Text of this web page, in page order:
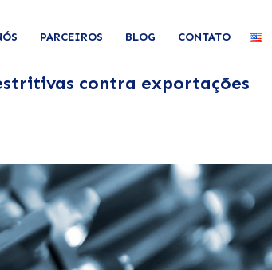
PARCEIROS BLOG CONTATO
contra exportações